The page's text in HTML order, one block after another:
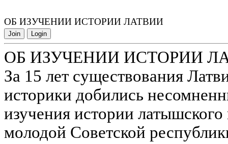
ОБ ИЗУЧЕНИИ ИСТОРИИ ЛАТВИИ
Join Login
ОБ ИЗУЧЕНИИ ИСТОРИИ
За 15 лет существования
историки добились
изучения истории
молодой Советской